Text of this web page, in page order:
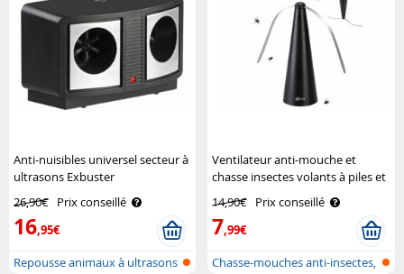
Anti-nuisibles universel secteur à
ultrasons Exbuster
26,90€ Prix conseillé
16,95€
Repousse animaux à ultrasons
Ventilateur anti-mouche et
chasse insectes volants à piles et
14,90€ Prix conseillé
7,99€
Chasse-mouches anti-insectes,